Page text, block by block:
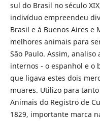
sul do Brasil no século
indivíduo empreendeu
Brasil e à Buenos Aires e
melhores animais para
São Paulo. Assim,
internos - o espanhol e o
que ligava estes dois
muares. Utilizo para
Animais do Registro de
1829, importante marca